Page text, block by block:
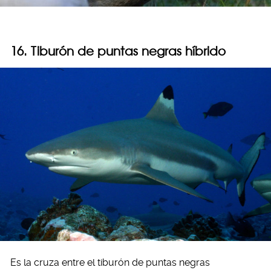
16. Tiburón de puntas negras híbrido
Es la cruza entre el tiburón de puntas negras